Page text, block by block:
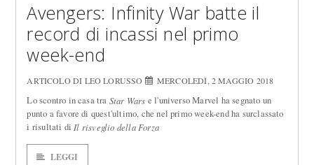
Avengers: Infinity War batte il
record di incassi nel primo
week-end
ARTICOLO DI LEO LORUSSO MERCOLEDÌ, 2 MAGGIO 2018
Lo scontro in casa tra Star Wars e l'universo Marvel ha segnato un
punto a favore di quest'ultimo, che nel primo week-end ha surclassato
i risultati di Il risveglio della Forza
LEGGI